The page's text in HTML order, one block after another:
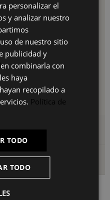
tu Medida
con otros vestidores,
de la misma colección para
exacto que necesitas.
de matrimonio,
los herrajes incluidos. Listo
de herramientas
SPANISH
ES
PT
personalizar el
y analizar nuestro
de nuestro sitio
publicidad y
combinarla con
haya
recopilado a
Política de
TODO
TODO